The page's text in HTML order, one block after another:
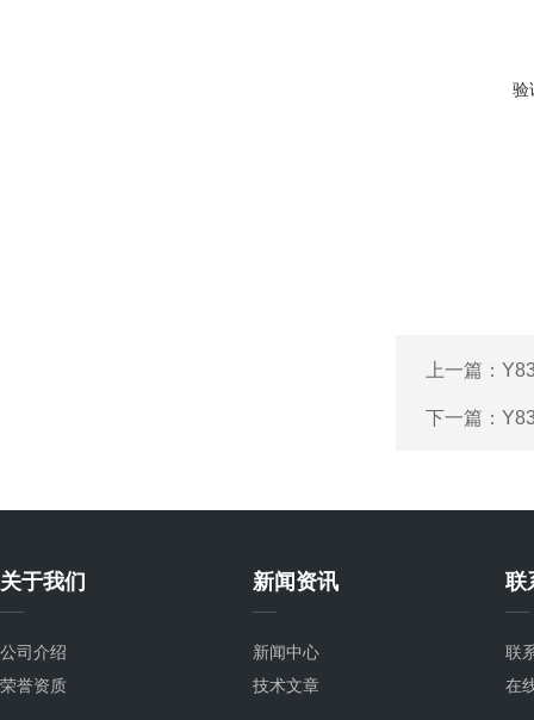
验
上一篇：
下一篇：
关于我们
公司介绍
荣誉资质
新闻资讯
新闻中心
技术文章
联
联
在